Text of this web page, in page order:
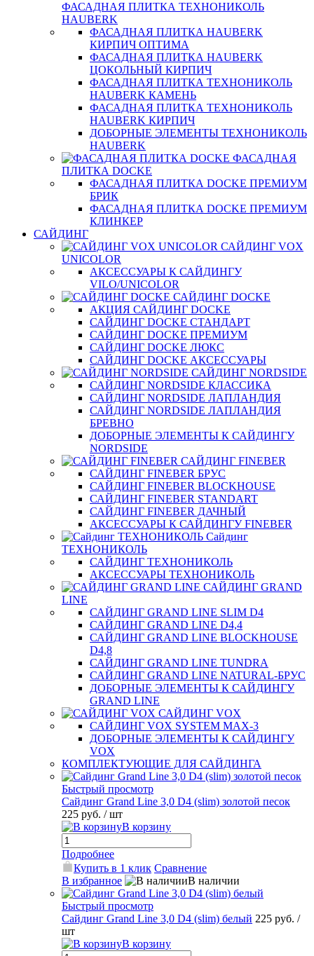
ФАСАДНАЯ ПЛИТКА ТЕХНОНИКОЛЬ
HAUBERK
ФАСАДНАЯ ПЛИТКА HAUBERK
КИРПИЧ ОПТИМА
ФАСАДНАЯ ПЛИТКА HAUBERK
ЦОКОЛЬНЫЙ КИРПИЧ
ФАСАДНАЯ ПЛИТКА ТЕХНОНИКОЛЬ
HAUBERK КАМЕНЬ
ФАСАДНАЯ ПЛИТКА ТЕХНОНИКОЛЬ
HAUBERK КИРПИЧ
ДОБОРНЫЕ ЭЛЕМЕНТЫ ТЕХНОНИКОЛЬ
HAUBERK
ФАСАДНАЯ
ПЛИТКА DOCKE
ФАСАДНАЯ ПЛИТКА DOCKE ПРЕМИУМ
БРИК
ФАСАДНАЯ ПЛИТКА DOCKE ПРЕМИУМ
КЛИНКЕР
САЙДИНГ
САЙДИНГ VOX
UNICOLOR
АКСЕССУАРЫ К САЙДИНГУ
VILO/UNICOLOR
САЙДИНГ DOCKE
АКЦИЯ САЙДИНГ DOCKE
САЙДИНГ DOCKE СТАНДАРТ
САЙДИНГ DOCKE ПРЕМИУМ
САЙДИНГ DOCKE ЛЮКС
САЙДИНГ DOCKE АКСЕССУАРЫ
САЙДИНГ NORDSIDE
САЙДИНГ NORDSIDE КЛАССИКА
САЙДИНГ NORDSIDE ЛАПЛАНДИЯ
САЙДИНГ NORDSIDE ЛАПЛАНДИЯ
БРЕВНО
ДОБОРНЫЕ ЭЛЕМЕНТЫ К САЙДИНГУ
NORDSIDE
САЙДИНГ FINEBER
САЙДИНГ FINEBER БРУС
САЙДИНГ FINEBER BLOCKHOUSE
САЙДИНГ FINEBER STANDART
САЙДИНГ FINEBER ДАЧНЫЙ
АКСЕССУАРЫ К САЙДИНГУ FINEBER
Сайдинг
ТЕХНОНИКОЛЬ
САЙДИНГ ТЕХНОНИКОЛЬ
АКСЕССУАРЫ ТЕХНОНИКОЛЬ
САЙДИНГ GRAND
LINE
САЙДИНГ GRAND LINE SLIM D4
САЙДИНГ GRAND LINE D4,4
САЙДИНГ GRAND LINE BLOCKHOUSE
D4,8
САЙДИНГ GRAND LINE TUNDRA
САЙДИНГ GRAND LINE NATURAL-БРУС
ДОБОРНЫЕ ЭЛЕМЕНТЫ К САЙДИНГУ
GRAND LINE
САЙДИНГ VOX
САЙДИНГ VOX SYSTEM MAX-3
ДОБОРНЫЕ ЭЛЕМЕНТЫ К САЙДИНГУ
VOX
КОМПЛЕКТУЮЩИЕ ДЛЯ САЙДИНГА
Быстрый просмотр
Сайдинг Grand Line 3,0 D4 (slim) золотой песок
225 руб. / шт
В корзину
Подробнее
Купить в 1 клик Сравнение
В избранное
В наличии
Быстрый просмотр
Сайдинг Grand Line 3,0 D4 (slim) белый 225 руб. /
шт
В корзину